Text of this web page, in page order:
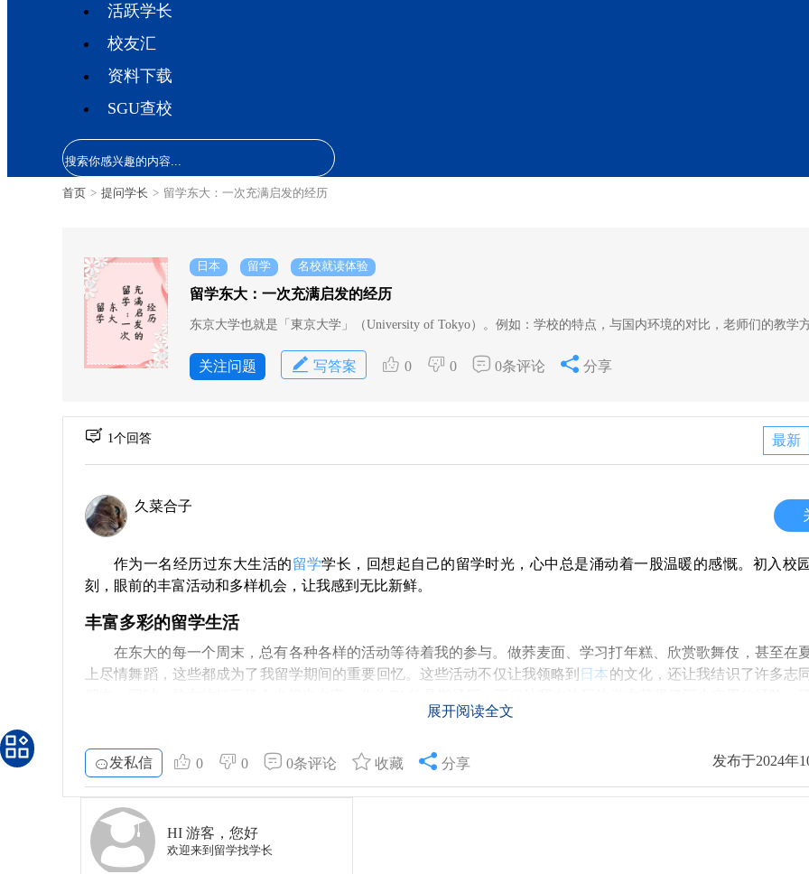
活跃学长
校友汇
资料下载
SGU查校
首页 > 提问学长 > 留学东大：一次充满启发的经历
日本 留学 名校就读体验
留学东大：一次充满启发的经历
东京大学也就是「東京大学」（University of Tokyo）。例如：学校的特点，与国内环境的对比，老师们的教学
关注问题 写答案 0 0 0条评论 分享
1个回答 最新
久菜合子
作为一名经历过东大生活的留学学长，回想起自己的留学时光，心中总是涌动着一股温暖的感慨。初入校
刻，眼前的丰富活动和多样机会，让我感到无比新鲜。
丰富多彩的留学生活
在东大的每一个周末，总有各种各样的活动等待着我的参与。做荞麦面、学习打年糕、欣赏歌舞伎，甚至在
上尽情舞蹈，这些都成为了我留学期间的重要回忆。这些活动不仅让我领略到 日本的文化，还让我结识了许多志
东大的独特魅力
随着时间的推移，我逐渐意识到东大的老师们不仅学识渊博，甚至还有诺贝尔奖得主在校园里走动。小贴士
恰好参与某些活动，咖啡店还会打折。这种亲近感让我倍感珍惜。在每年的开放校园活动中，学校致力于让公众
学的魅力，各种创意满满的展示，让我时常惊喜不已。
关于真正的公平与努力
展开阅读全文
发私信 0 0 0条评论 收藏 分享 发布于2024年
HI 游客，您好
欢迎来到留学找学长